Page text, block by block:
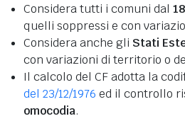
Considera tutti i comuni dal
quelli soppressi e con
Considera anche gli Stati
con variazioni di territorio o
Il calcolo del CF adotta la
del 23/12/1976 ed il controllo
omocodia.